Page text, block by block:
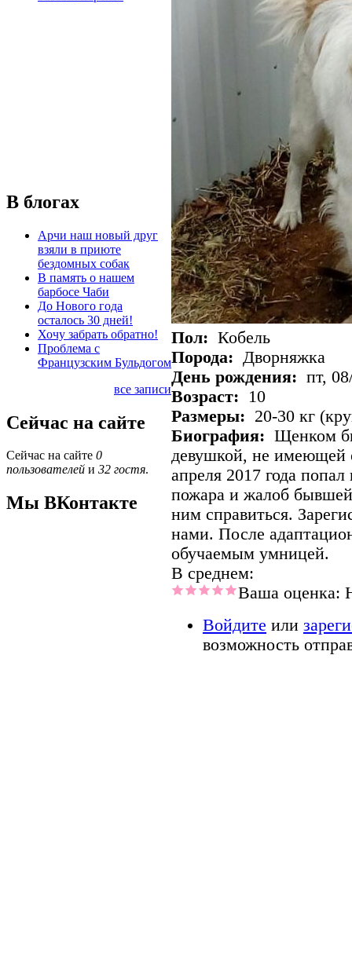
В блогах
Арчи наш новый друг
взяли в приюте
бездомных собак
В память о нашем
барбосе Чаби
До Нового года
осталось 30 дней!
Хочу забрать обратно!
Проблема с
Французским Бульдогом
все записи
Сейчас на сайте
Сейчас на сайте 0
пользователей и 32 гостя.
Мы ВКонтакте
Пол: Кобель
Порода: Дворняжка
День рождения: пт,
Возраст:
10
Размеры: 20-30 кг
Биография: Щенком
девушкой, не имеющей
апреля 2017 года
пожара и жалоб
ним справиться.
нами. После
обучаемым умницей.
В среднем:
Ваша оценка:
Войдите или
возможность